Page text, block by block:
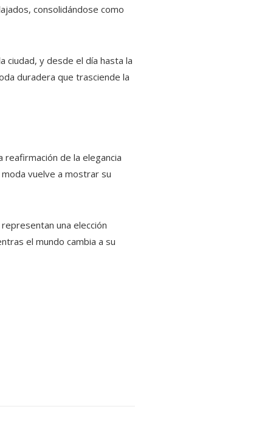
consolidándose como
ciudad, y desde el día hasta la
duradera que trasciende la
de la elegancia
vuelve a mostrar su
una elección
el mundo cambia a su